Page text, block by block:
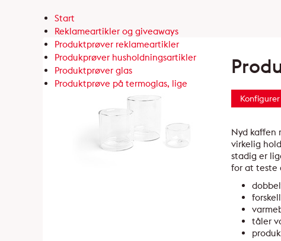
Start
Reklameartikler og giveaways
Produktprøver reklameartikler
Produkprøver husholdningsartikler
Produktprøver glas
Produktprøve på termoglas, lige
Nyd kaffen
virkelig
stadig er
for at teste
tåler